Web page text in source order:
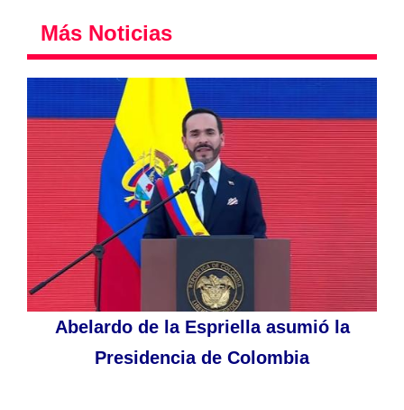
Más Noticias
Abelardo de la Espriella asumió la
Presidencia de Colombia